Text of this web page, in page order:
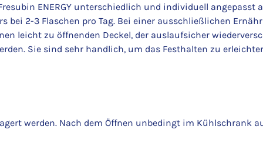
ENERGY unterschiedlich und individuell angepasst
bei 2-3 Flaschen pro Tag. Bei einer ausschließlichen
leicht zu öffnenden Deckel, der auslaufsicher
Sie sind sehr handlich, um das Festhalten zu
werden. Nach dem Öffnen unbedingt im Kühlschrank